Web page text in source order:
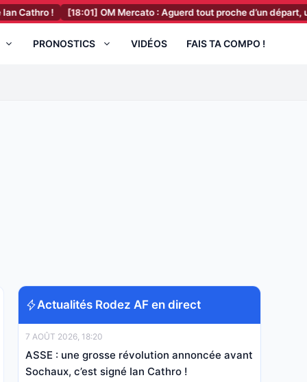
[18:01] OM Mercato : Aguerd tout proche d’un départ, un détail
PRONOSTICS VIDÉOS FAIS TA COMPO !
Actualités Rodez AF en direct
7 AOÛT 2026, 18:20
ASSE : une grosse révolution annoncée avant
Sochaux, c’est signé Ian Cathro !